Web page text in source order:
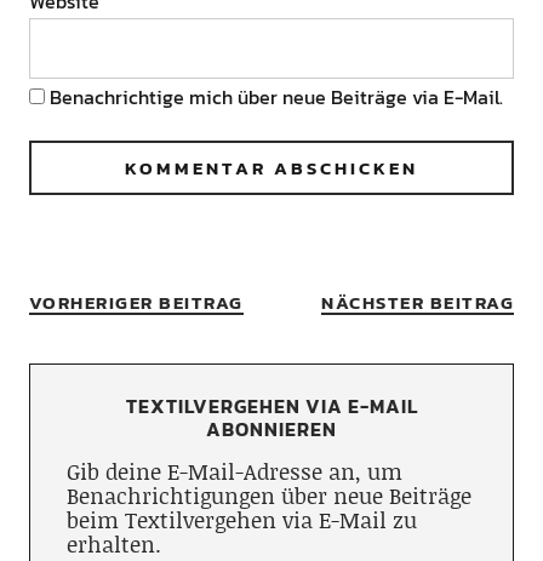
Benachrichtige mich über neue Beiträge via E-Mail.
VORHERIGER BEITRAG NÄCHSTER BEITRAG
TEXTILVERGEHEN VIA E-MAIL
ABONNIEREN
Gib deine E-Mail-Adresse an, um
Benachrichtigungen über neue Beiträge
beim Textilvergehen via E-Mail zu
erhalten.